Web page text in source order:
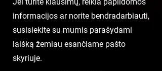
informacijos ar norite bendradarbiauti,
susisiekite su mumis parašydami
laišką žemiau esančiame pašto
skyriuje.